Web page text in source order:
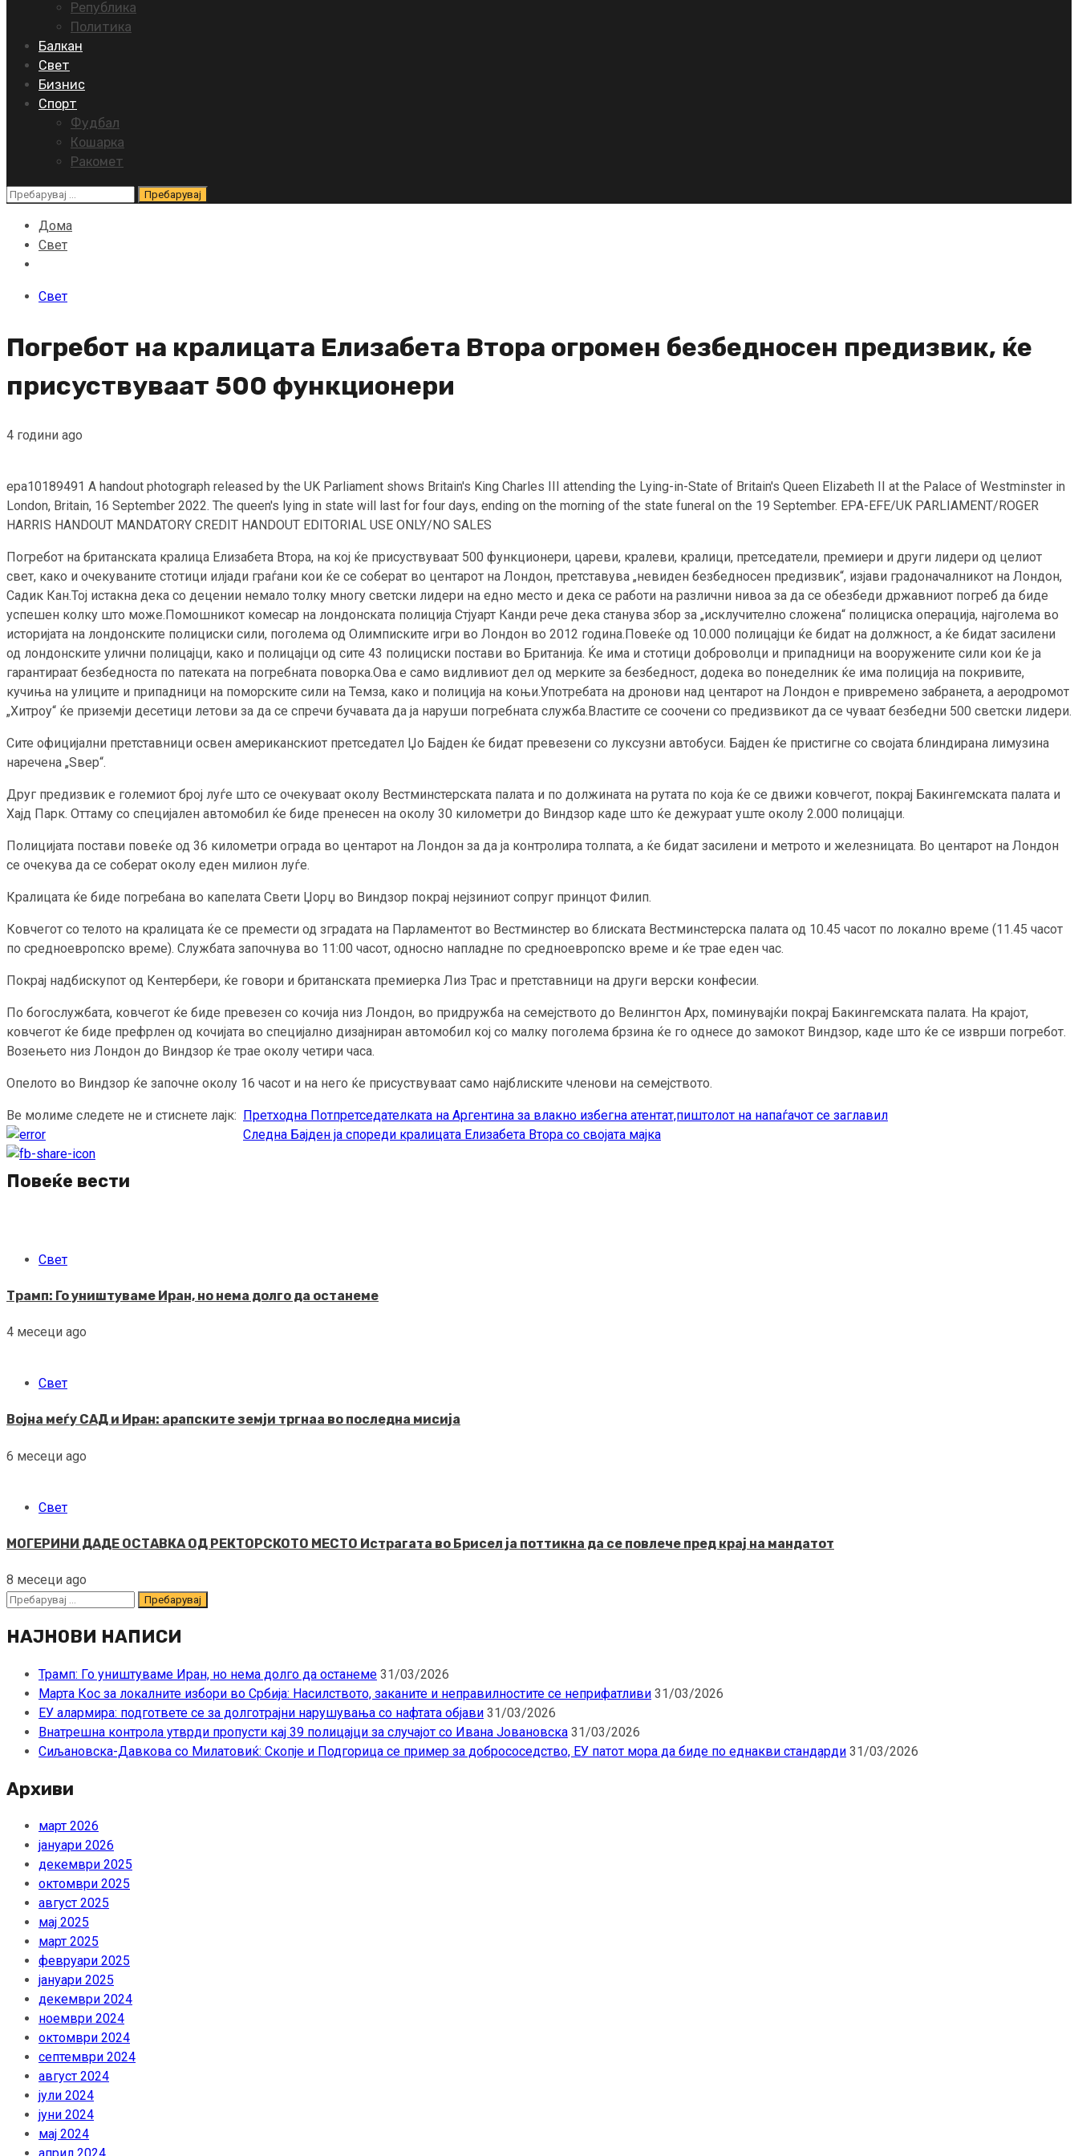
Република
Политика
Балкан
Свет
Бизнис
Спорт
Фудбал
Кошарка
Ракомет
Пребарувај
Дома
Свет
Свет
Погребот на кралицата Елизабета Втора огромен безбедносен предизвик, ќе
присуствуваат 500 функционери
4 години ago
epa10189491 A handout photograph released by the UK Parliament shows Britain's King Charles III attending the Lying-in-State of Britain's Queen Elizabeth II at the Palace of Westminster in
London, Britain, 16 September 2022. The queen's lying in state will last for four days, ending on the morning of the state funeral on the 19 September. EPA-EFE/UK PARLIAMENT/ROGER
HARRIS HANDOUT MANDATORY CREDIT HANDOUT EDITORIAL USE ONLY/NO SALES
Погребот на британската кралица Елизабета Втора, на кој ќе присуствуваат 500 функционери, цареви, кралеви, кралици, претседатели, премиери и други лидери од целиот
свет, како и очекуваните стотици илјади граѓани кои ќе се соберат во центарот на Лондон, претставува „невиден безбедносен предизвик“, изјави градоначалникот на Лондон,
Садик Кан.Тој истакна дека со децении немало толку многу светски лидери на едно место и дека се работи на различни нивоа за да се обезбеди државниот погреб да биде
успешен колку што може.Помошникот комесар на лондонската полиција Стјуарт Канди рече дека станува збор за „исклучително сложена“ полициска операција, најголема во
историјата на лондонските полициски сили, поголема од Олимписките игри во Лондон во 2012 година.Повеќе од 10.000 полицајци ќе бидат на должност, а ќе бидат засилени
од лондонските улични полицајци, како и полицајци од сите 43 полициски постави во Британија. Ќе има и стотици доброволци и припадници на вооружените сили кои ќе ја
гарантираат безбедноста по патеката на погребната поворка.Ова е само видливиот дел од мерките за безбедност, додека во понеделник ќе има полиција на покривите,
кучиња на улиците и припадници на поморските сили на Темза, како и полиција на коњи.Употребата на дронови над центарот на Лондон е привремено забранета, а аеродромот
„Хитроу“ ќе приземји десетици летови за да се спречи бучавата да ја наруши погребната служба.Властите се соочени со предизвикот да се чуваат безбедни 500 светски лидери.
Сите официјални претставници освен американскиот претседател Џо Бајден ќе бидат превезени со луксузни автобуси. Бајден ќе пристигне со својата блиндирана лимузина
наречена „Ѕвер“.
Друг предизвик е големиот број луѓе што се очекуваат околу Вестминстерската палата и по должината на рутата по која ќе се движи ковчегот, покрај Бакингемската палата и
Хајд Парк. Оттаму со специјален автомобил ќе биде пренесен на околу 30 километри до Виндзор каде што ќе дежураат уште околу 2.000 полицајци.
Полицијата постави повеќе од 36 километри ограда во центарот на Лондон за да ја контролира толпата, а ќе бидат засилени и метрото и железницата. Во центарот на Лондон
се очекува да се соберат околу еден милион луѓе.
Кралицата ќе биде погребана во капелата Свети Џорџ во Виндзор покрај нејзиниот сопруг принцот Филип.
Ковчегот со телото на кралицата ќе се премести од зградата на Парламентот во Вестминстер во блиската Вестминстерска палата од 10.45 часот по локално време (11.45 часот
по средноевропско време). Службата започнува во 11:00 часот, односно напладне по средноевропско време и ќе трае еден час.
Покрај надбискупот од Кентербери, ќе говори и британската премиерка Лиз Трас и претставници на други верски конфесии.
По богослужбата, ковчегот ќе биде превезен со кочија низ Лондон, во придружба на семејството до Велингтон Арх, поминувајќи покрај Бакингемската палата. На крајот,
ковчегот ќе биде префрлен од кочијата во специјално дизајниран автомобил кој со малку поголема брзина ќе го однесе до замокот Виндзор, каде што ќе се изврши погребот.
Возењето низ Лондон до Виндзор ќе трае околу четири часа.
Опелото во Виндзор ќе започне околу 16 часот и на него ќе присуствуваат само најблиските членови на семејството.
Ве молиме следете не и стиснете лајк:
Continue
Reading
Претходна Потпретседателката на Аргентина за влакно избегна атентат,пиштолот на напаѓачот се заглавил
Следна Бајден ја спореди кралицата Елизабета Втора со својата мајка
Повеќе вести
Свет
Трамп: Го уништуваме Иран, но нема долго да останеме
4 месеци ago
Свет
Војна меѓу САД и Иран: арапските земји тргнаа во последна мисија
6 месеци ago
Свет
МОГЕРИНИ ДАДЕ ОСТАВКА ОД РЕКТОРСКОТО МЕСТО Истрагата во Брисел ја поттикна да се повлече пред крај на мандатот
8 месеци ago
Пребарувај
НАЈНОВИ НАПИСИ
Трамп: Го уништуваме Иран, но нема долго да останеме 31/03/2026
Марта Кос за локалните избори во Србија: Насилството, заканите и неправилностите се неприфатливи 31/03/2026
ЕУ алармира: подгответе се за долготрајни нарушувања со нафтата објави 31/03/2026
Внатрешна контрола утврди пропусти кај 39 полицајци за случајот со Ивана Јовановска 31/03/2026
Сиљановска-Давкова со Милатовиќ: Скопје и Подгорица се пример за добрососедство, ЕУ патот мора да биде по еднакви стандарди 31/03/2026
Архиви
март 2026
јануари 2026
декември 2025
октомври 2025
август 2025
мај 2025
март 2025
февруари 2025
јануари 2025
декември 2024
ноември 2024
октомври 2024
септември 2024
август 2024
јули 2024
јуни 2024
мај 2024